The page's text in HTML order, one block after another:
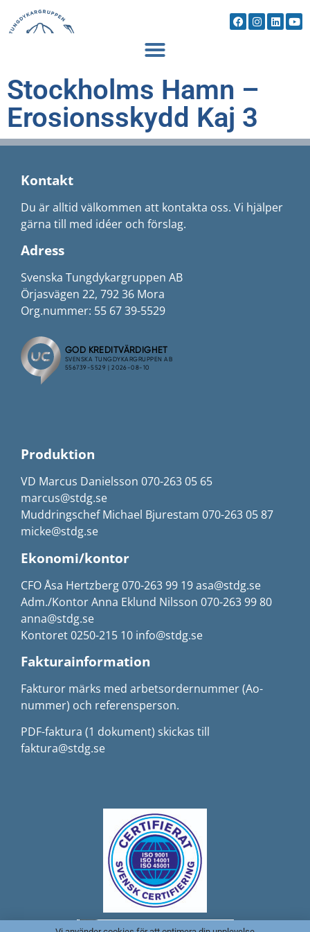
Stockholms Hamn –
Erosionsskydd Kaj 3
Kontakt
Du är alltid välkommen att kontakta oss. Vi hjälper
gärna till med idéer och förslag.
Adress
Svenska Tungdykargruppen AB
Örjasvägen 22, 792 36 Mora
Org.nummer: 55 67 39-5529
Produktion
VD Marcus Danielsson 070-263 05 65
marcus@stdg.se
Muddringschef Michael Bjurestam 070-263 05 87
micke@stdg.se
Ekonomi/kontor
CFO Åsa Hertzberg 070-263 99 19 asa@stdg.se
Adm./Kontor Anna Eklund Nilsson 070-263 99 80
anna@stdg.se
Kontoret 0250-215 10 info@stdg.se
Fakturainformation
Fakturor märks med arbetsordernummer (Ao-
nummer) och referensperson.
PDF-faktura (1 dokument) skickas till
faktura@stdg.se